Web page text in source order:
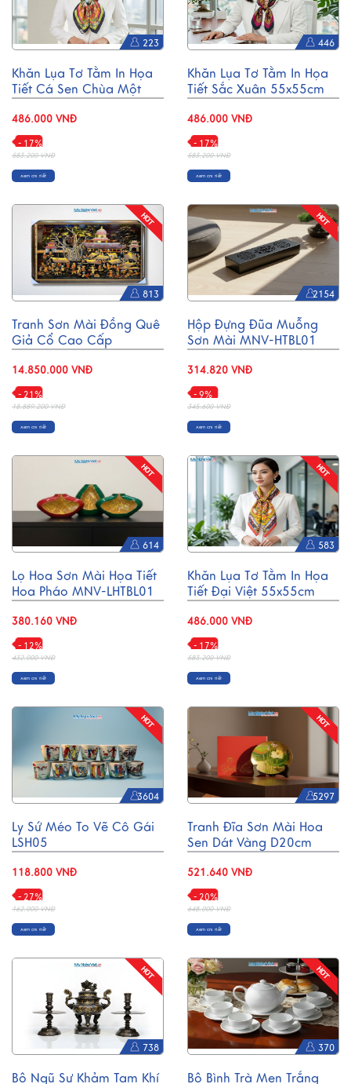
223
Khăn Lụa Tơ Tằm In Họa
Tiết Cá Sen Chùa Một
KLPM01-1
486.000 VNĐ
- 17%
583.200 VNĐ
Xem chi tiết
446
Khăn Lụa Tơ Tằm In Họa
Tiết Sắc Xuân 55x55cm
486.000 VNĐ
- 17%
583.200 VNĐ
Xem chi tiết
813
Tranh Sơn Mài Đồng Quê
Giả Cổ Cao Cấp
14.850.000 VNĐ
- 21%
18.889.200 VNĐ
Xem chi tiết
2154
Hộp Đựng Đũa Muỗng
Sơn Mài MNV-HTBL01
314.820 VNĐ
- 9%
345.600 VNĐ
Xem chi tiết
614
Lọ Hoa Sơn Mài Họa Tiết
Hoa Pháo MNV-LHTBL01
380.160 VNĐ
- 12%
432.000 VNĐ
Xem chi tiết
583
Khăn Lụa Tơ Tằm In Họa
Tiết Đại Việt 55x55cm
486.000 VNĐ
- 17%
583.200 VNĐ
Xem chi tiết
3604
Ly Sứ Méo To Vẽ Cô Gái
LSH05
118.800 VNĐ
- 27%
162.000 VNĐ
Xem chi tiết
5297
Tranh Đĩa Sơn Mài Hoa
Sen Dát Vàng D20cm
521.640 VNĐ
- 20%
648.000 VNĐ
Xem chi tiết
738
Bộ Ngũ Sự Khảm Tam Khí
370
Bộ Bình Trà Men Trắng